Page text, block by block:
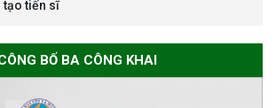
Infrastructure Development”
THÔNG BÁO TUYỂN SINH ĐÀO
tạo tiến sĩ
BỐ BA CÔNG KHAI